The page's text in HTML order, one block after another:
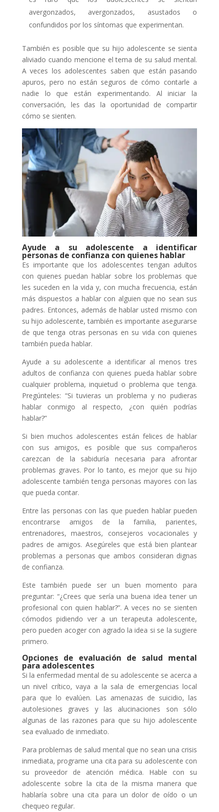
avergonzados, avergonzados, asustados o
confundidos por los síntomas que experimentan.
También es posible que su hijo adolescente se sienta
aliviado cuando mencione el tema de su salud mental.
A veces los adolescentes saben que están pasando
apuros, pero no están seguros de cómo contarle a
nadie lo que están experimentando. Al iniciar la
conversación, les das la oportunidad de compartir
cómo se sienten.
Ayude a su adolescente a identificar
personas de confianza con quienes hablar
Es importante que los adolescentes tengan adultos
con quienes puedan hablar sobre los problemas que
les suceden en la vida y, con mucha frecuencia, están
más dispuestos a hablar con alguien que no sean sus
padres. Entonces, además de hablar usted mismo con
su hijo adolescente, también es importante asegurarse
de que tenga otras personas en su vida con quienes
también pueda hablar.
Ayude a su adolescente a identificar al menos tres
adultos de confianza con quienes pueda hablar sobre
cualquier problema, inquietud o problema que tenga.
Pregúnteles: “Si tuvieras un problema y no pudieras
hablar conmigo al respecto, ¿con quién podrías
hablar?”
Si bien muchos adolescentes están felices de hablar
con sus amigos, es posible que sus compañeros
carezcan de la sabiduría necesaria para afrontar
problemas graves. Por lo tanto, es mejor que su hijo
adolescente también tenga personas mayores con las
que pueda contar.
Entre las personas con las que pueden hablar pueden
encontrarse amigos de la familia, parientes,
entrenadores, maestros, consejeros vocacionales y
padres de amigos. Asegúreles que está bien plantear
problemas a personas que ambos consideran dignas
de confianza.
Este también puede ser un buen momento para
preguntar: “¿Crees que sería una buena idea tener un
profesional con quien hablar?”. A veces no se sienten
cómodos pidiendo ver a un terapeuta adolescente,
pero pueden acoger con agrado la idea si se la sugiere
primero.
Opciones de evaluación de salud mental
para adolescentes
Si la enfermedad mental de su adolescente se acerca a
un nivel crítico, vaya a la sala de emergencias local
para que lo evalúen. Las amenazas de suicidio, las
autolesiones graves y las alucinaciones son sólo
algunas de las razones para que su hijo adolescente
sea evaluado de inmediato.
Para problemas de salud mental que no sean una crisis
inmediata, programe una cita para su adolescente con
su proveedor de atención médica. Hable con su
adolescente sobre la cita de la misma manera que
hablaría sobre una cita para un dolor de oído o un
chequeo regular.